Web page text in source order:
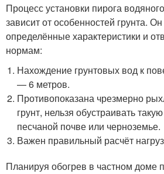
Процесс установки пирога
зависит от особенностей грунта.
определённые характеристики и
нормам:
Нахождение грунтовых вод к
— 6 метров.
Противопоказана чрезмерно
грунт, нельзя обустраивать
песчаной почве или черноземье.
Важен правильный расчёт
Планируя обогрев в частном доме